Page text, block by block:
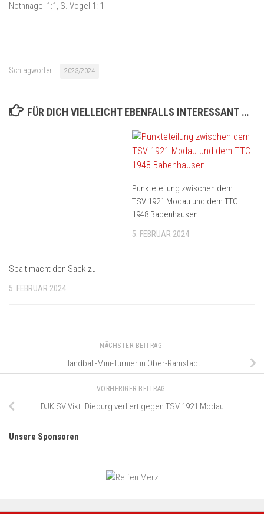
Nothnagel 1:1, S. Vogel 1: 1
Schlagwörter: 2023/2024
FÜR DICH VIELLEICHT EBENFALLS INTERESSANT …
Spalt macht den Sack zu
5. FEBRUAR 2024
Punkteteilung zwischen dem
TSV 1921 Modau und dem TTC
1948 Babenhausen
5. FEBRUAR 2024
NÄCHSTER BEITRAG
Handball-Mini-Turnier in Ober-Ramstadt
VORHERIGER BEITRAG
DJK SV Vikt. Dieburg verliert gegen TSV 1921 Modau
Unsere Sponsoren